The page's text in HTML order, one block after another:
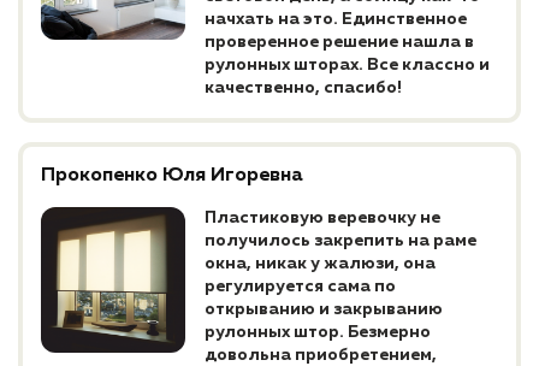
начхать на это. Единственное
проверенное решение нашла в
рулонных шторах. Все классно и
качественно, спасибо!
Прокопенко Юля Игоревна
Пластиковую веревочку не
получилось закрепить на раме
окна, никак у жалюзи, она
регулируется сама по
открыванию и закрыванию
рулонных штор. Безмерно
довольна приобретением,